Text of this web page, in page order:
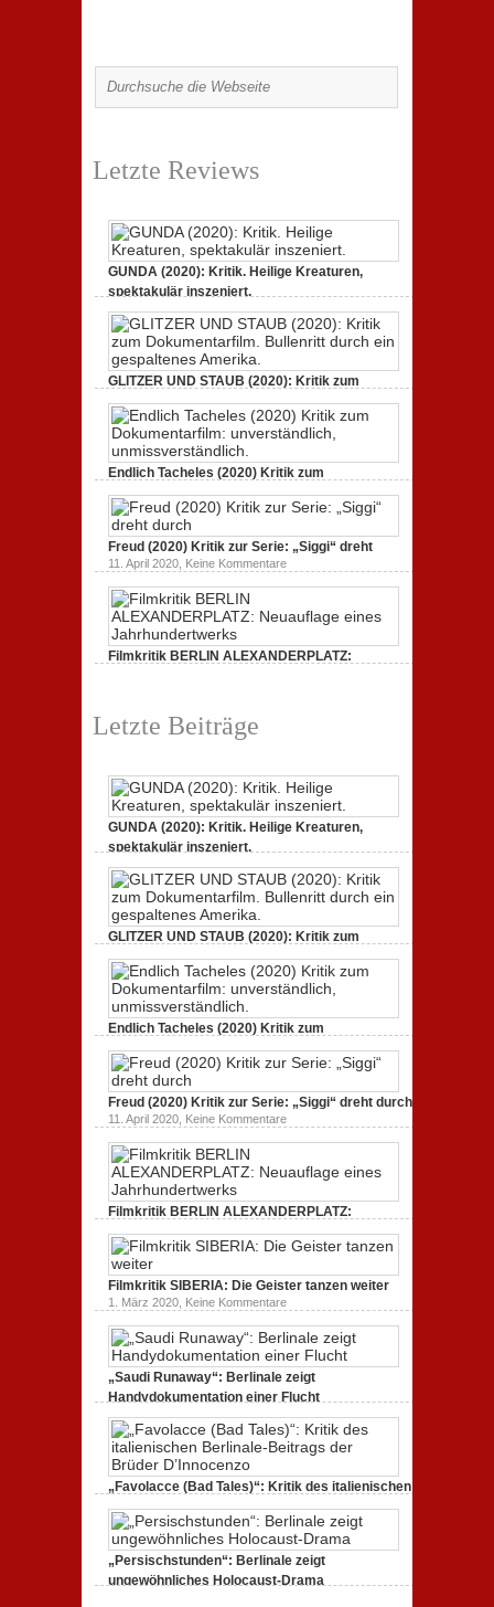
Letzte Reviews
GUNDA (2020): Kritik. Heilige Kreaturen,
spektakulär inszeniert.
GUNDA
(2020):
Kritik.
Kreaturen,
spektakulär
GLITZER UND STAUB (2020): Kritik zum
Dokumentarfilm.
3. Oktober 2020,Keine Kommentare zu
GLITZER
UND
(2020):
Kritik
zum
Dokumentarfilm.
durch
ein
Amerika.
Endlich Tacheles (2020) Kritik zum
Dokumentarfilm: unverständlich,
19. Mai 2020,Keine Kommentarezu
Tacheles
(2020)
Kritik
zum
Dokumentarfilm:
unmissverständlich.
Freud (2020) Kritik zur Serie: „Siggi“ dreht
11. April 2020, Keine Kommentarezu
Freud
(2020)
zur
dreht
durch
Filmkritik BERLIN ALEXANDERPLATZ:
Letzte Beiträge
GUNDA (2020): Kritik. Heilige Kreaturen,
spektakulär inszeniert.
GUNDA
(2020):
Kritik.
Kreaturen,
spektakulär
GLITZER UND STAUB (2020): Kritik zum
Dokumentarfilm. Bullenritt durch ein
gespaltenes Amerika.
3. Oktober 2020,Keine Kommentarezu
UND
STAUB
Kritik
zum
Bullenritt
durch
ein
Endlich Tacheles (2020) Kritik zum
Dokumentarfilm: unverständlich,
unmissverständlich.
19. Mai 2020,Keine Kommentare
Endlich
Tacheles
(2020)
unverständlich,
Freud (2020) Kritik zur Serie: „Siggi“ dreht durch
11. April 2020, Keine Kommentarezu
Freud
(2020)
zur
dreht
durch
Filmkritik BERLIN ALEXANDERPLATZ:
Neuauflage eines Jahrhundertwerks
1. März 2020,Keine Kommentarezu
BERLIN
ALEXANDERPLATZ:
Neuauflage
eines
Jahrhundertwerks
Filmkritik SIBERIA: Die Geister tanzen weiter
1. März 2020, Keine Kommentarezu
Filmkritik
SIBERIA:
Die
Geister
tanzen
weiter
„Saudi Runaway“: Berlinale zeigt
Handydokumentation einer Flucht
„Saudi
Runaway“:
Berlinale
Handydokumentation
einer
„Favolacce (Bad Tales)“: Kritik des italienischen
Berlinale-Beitrags der Brüder D’Innocenzo
25. Februar 2020,Keine Kommentarezu
„Favolacce
(Bad
Tales)“:
Kritik
des
„Persischstunden“: Berlinale zeigt
ungewöhnliches Holocaust-Drama